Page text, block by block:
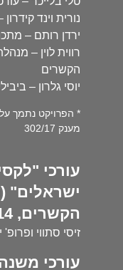
נורית וינד
ירדן רותם – מתכנת (ב-
רווית לוין –
הקשרים
יוסי גלרון –
* הפרויקט נתמך
מענק 302/17
עורכי
ישראלים"
הקשרים, 2014):
זיסי סתווי
עורכי